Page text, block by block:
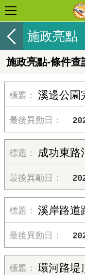
施政亮點
施政亮點-條件查
溪邊公園
成功東路
溪岸路道
環河路堤